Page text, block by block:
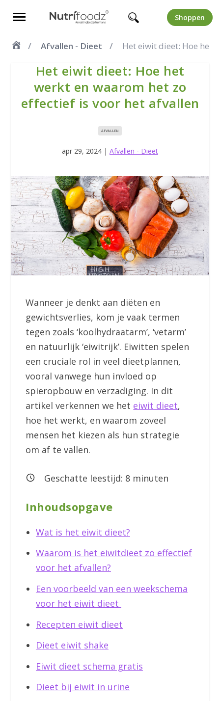
Shoppen
Afvallen - Dieet Het eiwit dieet: Hoe het
Het eiwit dieet: Hoe het
werkt en waarom het zo
effectief is voor het afvallen
AFVALLEN
apr 29, 2024 | Afvallen - Dieet
Wanneer je denkt aan diëten en
gewichtsverlies, kom je vaak termen
tegen zoals ‘koolhydraatarm’, ‘vetarm’
en natuurlijk ‘eiwitrijk’. Eiwitten spelen
een cruciale rol in veel dieetplannen,
vooral vanwege hun invloed op
spieropbouw en verzadiging. In dit
artikel verkennen we het eiwit dieet,
hoe het werkt, en waarom zoveel
mensen het kiezen als hun strategie
om af te vallen.
Geschatte leestijd: 8 minuten
Inhoudsopgave
Wat is het eiwit dieet?
Waarom is het eiwitdieet zo effectief
voor het afvallen?
Een voorbeeld van een weekschema
voor het eiwit dieet
Recepten eiwit dieet
Dieet eiwit shake
Eiwit dieet schema gratis
Dieet bij eiwit in urine